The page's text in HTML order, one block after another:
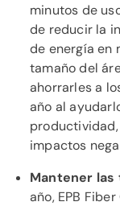
minutos de
de reducir la
de energía en
tamaño del
ahorrarles a
año al
impactos
Mantener
año, EPB